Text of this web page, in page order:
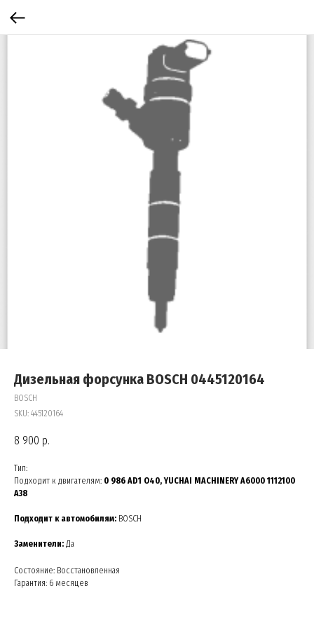
Дизельная форсунка BOSCH 0445120164
BOSCH
SKU: 445120164
8 900 р.
Тип:
Подходит к двигателям: 0 986 AD1 O40, YUCHAI MACHINERY A6000 1112100
A38
Подходит к автомобилям: BOSCH
Заменители: Да
Состояние: Восстановленная
Гарантия: 6 месяцев